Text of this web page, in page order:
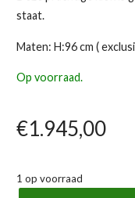
staat.
Maten: H:96 cm (
Op voorraad.
€1.945,00
1 op voorraad